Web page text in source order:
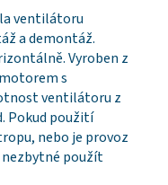
ventilátoru
a demontáž.
Vyroben z
s
ventilátoru z
Pokud použití
nebo je provoz
nezbytné použít